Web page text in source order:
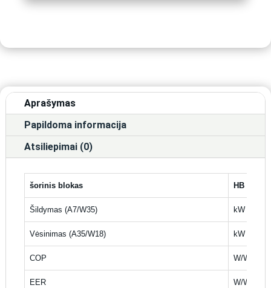
Aprašymas
Papildoma informacija
Atsiliepimai (0)
šorinis blokas HB
Šildymas (A7/W35) kW
Vėsinimas (A35/W18) kW
COP W/W
EER W/W